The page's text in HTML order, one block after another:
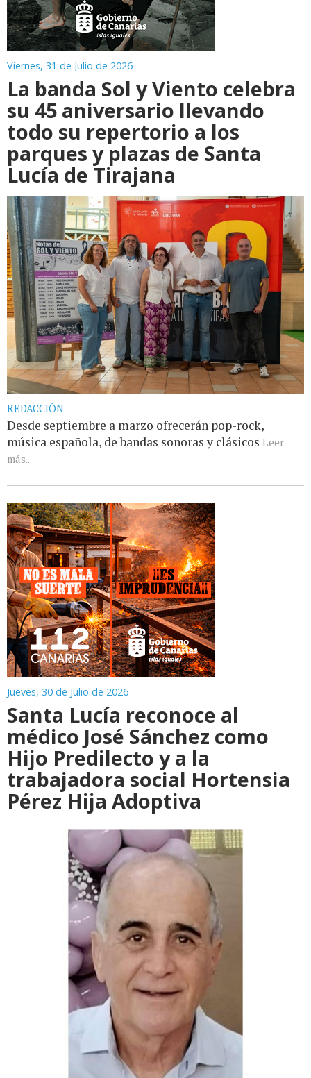
Viernes, 31 de Julio de 2026
La banda Sol y Viento celebra
su 45 aniversario llevando
todo su repertorio a los
parques y plazas de Santa
Lucía de Tirajana
REDACCIÓN
Desde septiembre a marzo ofrecerán pop-rock,
música española, de bandas sonoras y clásicos Leer
más...
Jueves, 30 de Julio de 2026
Santa Lucía reconoce al
médico José Sánchez como
Hijo Predilecto y a la
trabajadora social Hortensia
Pérez Hija Adoptiva